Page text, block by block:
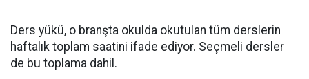
Ders yükü, o branşta okulda okutulan tüm derslerin
haftalık toplam saatini ifade ediyor. Seçmeli dersler
de bu toplama dahil.